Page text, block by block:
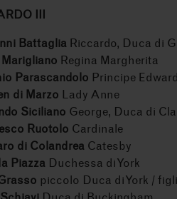
III
Battaglia Riccardo, Duca di
Marigliano Regina Margherita
Parascandolo Principe Edward
di Marzo Lady Anne
Siciliano George, Duca di
Ruotolo Cardinale
di Colandrea Catesby
Piazza Duchessa di York
piccolo Duca di York /